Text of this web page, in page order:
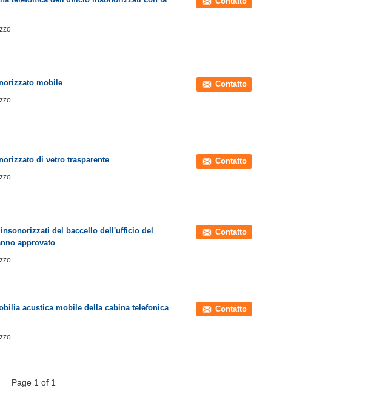
mobile Contatto
di vetro trasparente Contatto
del baccello dell'ufficio del
approvato
Contatto
acustica mobile della cabina telefonica
Contatto
Page 1 of 1